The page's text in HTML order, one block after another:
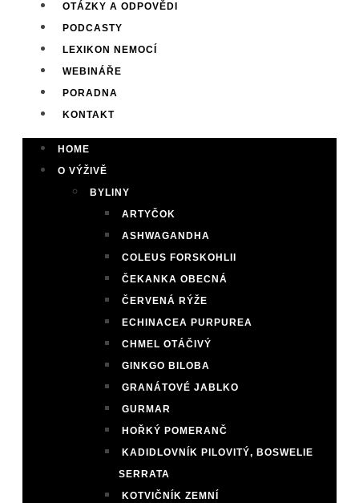
OTÁZKY A ODPOVĚDI
PODCASTY
LEXIKON NEMOCÍ
WEBINÁŘE
PORADNA
KONTAKT
HOME
O VÝŽIVĚ
BYLINY
ARTYČOK
ASHWAGANDHA
COLEUS FORSKOHLII
ČEKANKA OBECNÁ
ČERVENÁ RÝŽE
ECHINACEA PURPUREA
CHMEL OTÁČIVÝ
GINKGO BILOBA
GRANÁTOVÉ JABLKO
GURMAR
HOŘKÝ POMERANČ
KADIDLOVNÍK PILOVITÝ, BOSWELIE
SERRATA
KOTVIČNÍK ZEMNÍ